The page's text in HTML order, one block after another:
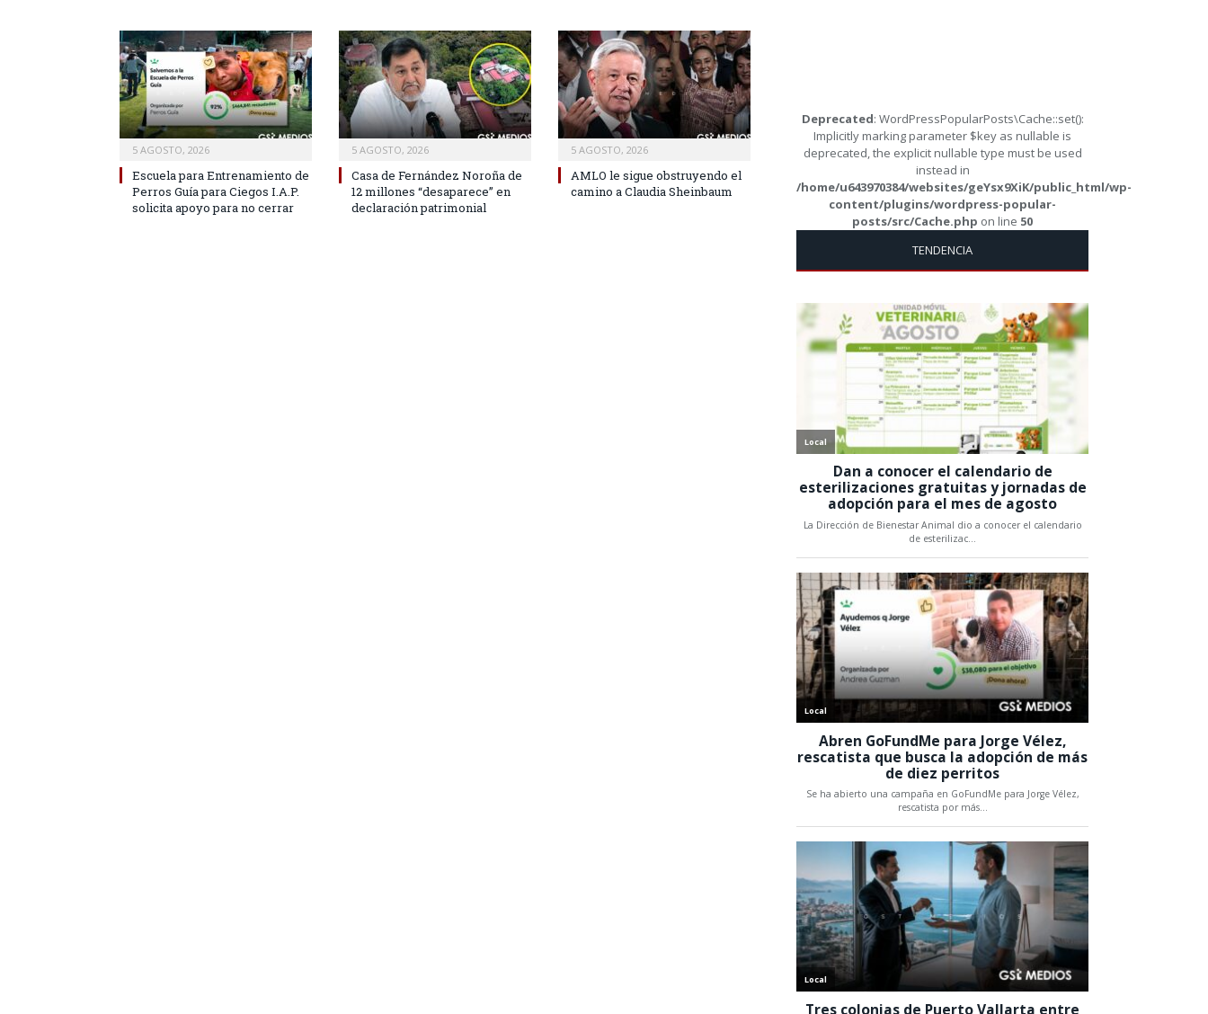
5 AGOSTO, 2026
Escuela para Entrenamiento de
Perros Guía para Ciegos I.A.P.
solicita apoyo para no cerrar
5 AGOSTO, 2026
Casa de Fernández Noroña de
12 millones “desaparece” en
declaración patrimonial
5 AGOSTO, 2026
AMLO le sigue obstruyendo el
camino a Claudia Sheinbaum
Deprecated: WordPressPopularPosts\Cache::set():
Implicitly marking parameter $key as nullable is
deprecated, the explicit nullable type must be used
instead in
/home/u643970384/websites/geYsx9XiK/public_html/wp-
content/plugins/wordpress-popular-
posts/src/Cache.php on line 50
TENDENCIA